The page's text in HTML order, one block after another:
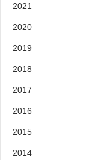
2021
2020
2019
2018
2017
2016
2015
2014